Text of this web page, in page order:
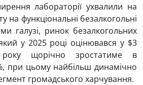
лабораторії ухвалили на
на функціональні безалкогольні
галузі, ринок безалкогольних
у 2025 році оцінювався у $3
щорічно зростатиме в
при цьому найбільш динамічно
громадського харчування.